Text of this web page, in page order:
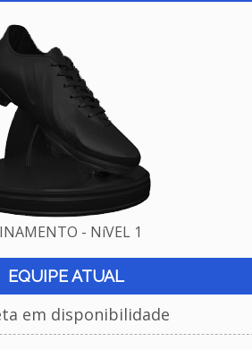
- NíVEL 1
EQUIPE ATUAL
em disponibilidade